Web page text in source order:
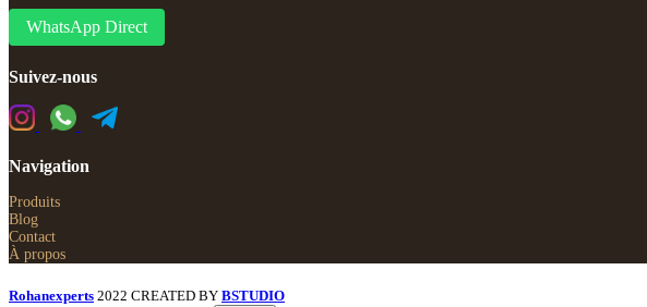
WhatsApp Direct
Suivez-nous
Navigation
Produits
Blog
Contact
À propos
Rohanexperts 2022 CREATED BY BSTUDIO